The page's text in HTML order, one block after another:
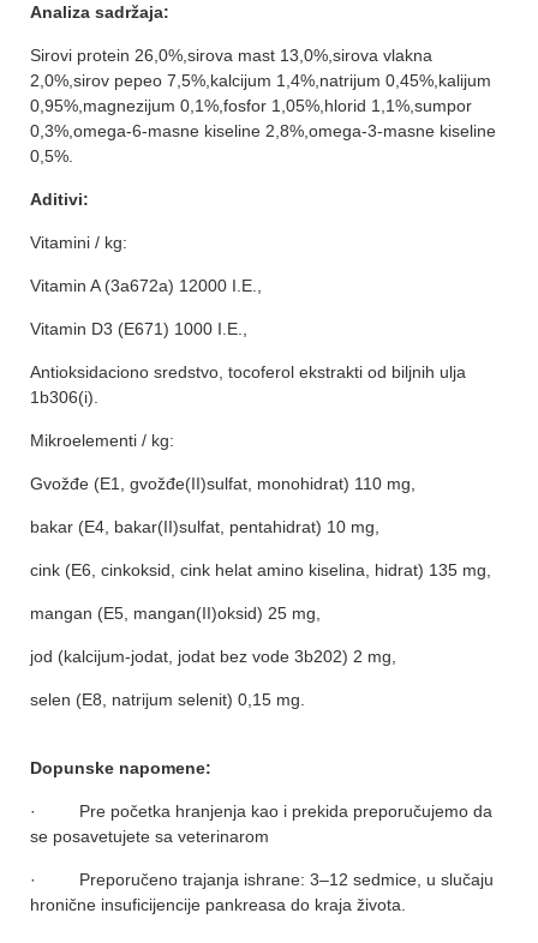
Analiza sadržaja:
Sirovi protein 26,0%,sirova mast 13,0%,sirova vlakna
2,0%,sirov pepeo 7,5%,kalcijum 1,4%,natrijum 0,45%,kalijum
0,95%,magnezijum 0,1%,fosfor 1,05%,hlorid 1,1%,sumpor
0,3%,omega-6-masne kiseline 2,8%,omega-3-masne kiseline
0,5%.
Aditivi:
Vitamini / kg:
Vitamin A (3a672a) 12000 I.E.,
Vitamin D3 (E671) 1000 I.E.,
Antioksidaciono sredstvo, tocoferol ekstrakti od biljnih ulja
1b306(i).
Mikroelementi / kg:
Gvožđe (E1, gvožđe(II)sulfat, monohidrat) 110 mg,
bakar (E4, bakar(II)sulfat, pentahidrat) 10 mg,
cink (E6, cinkoksid, cink helat amino kiselina, hidrat) 135 mg,
mangan (E5, mangan(II)oksid) 25 mg,
jod (kalcijum-jodat, jodat bez vode 3b202) 2 mg,
selen (E8, natrijum selenit) 0,15 mg.
Dopunske napomene:
· Pre početka hranjenja kao i prekida preporučujemo da
se posavetujete sa veterinarom
· Preporučeno trajanja ishrane: 3–12 sedmice, u slučaju
hronične insuficijencije pankreasa do kraja života.